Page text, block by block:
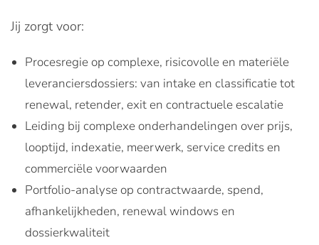
Jij zorgt voor:
Procesregie op complexe, risicovolle en materiële
leveranciersdossiers: van intake en classificatie tot
renewal, retender, exit en contractuele escalatie
Leiding bij complexe onderhandelingen over prijs,
looptijd, indexatie, meerwerk, service credits en
commerciële voorwaarden
Portfolio-analyse op contractwaarde, spend,
afhankelijkheden, renewal windows en
dossierkwaliteit